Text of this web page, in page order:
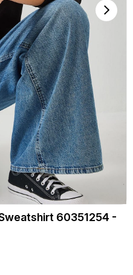
Sweatshirt 60351254 -